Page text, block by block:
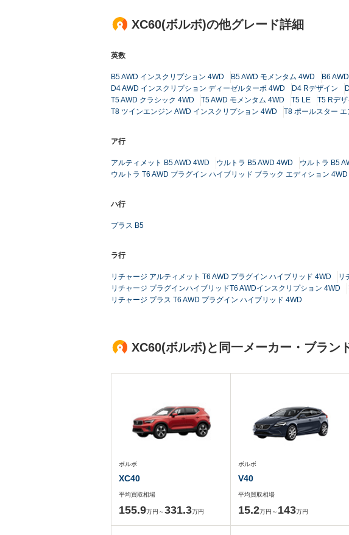
XC60(ボルボ)の他グレード詳細
英数
B5 AWD インスクリプション 4WD B5 AWD モメンタム 4WD B6
D4 AWD インスクリプション ディーゼルターボ 4WD
D4 Rデザイン
T5 AWD クラシック 4WD
T5 AWD モメンタム 4WD T5 LE T5 Rデザ
T8 ツインエンジン AWD インスクリプション 4WD
T8 ポールスター
ア行
アルティメット B5 AWD 4WD ウルトラ B5 AWD 4WD ウルトラ B5
ウルトラ T6 AWD プラグイン ハイブリッド ブラック エディション 4WD
ハ行
プラス B5
ラ行
リチャージ アルティメット T6 AWD プラグイン ハイブリッド 4WD
リ
リチャージ プラグインハイブリッドT6 AWDインスクリプション 4WD
リチャージ プラス T6 AWD プラグイン ハイブリッド 4WD
XC60(ボルボ)と同一メーカー・ブラン
ボルボ
XC40
平均買取相場
155.9万円～331.3万円
ボルボ
V40
平均買取相場
15.2万円～ 143万円